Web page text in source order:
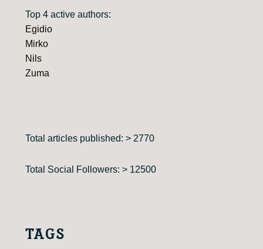
Top 4 active authors:
Egidio
Mirko
Nils
Zuma
Total articles published: > 2770
Total Social Followers: > 12500
TAGS